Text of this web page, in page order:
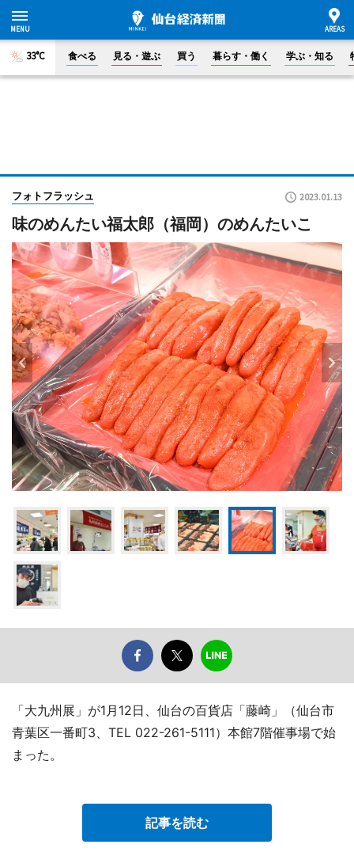
33°C 食べる 見る・遊ぶ 買う 暮らす・働く 学ぶ・知る
フォトフラッシュ 2023.01.13
味のめんたい福太郎（福岡）のめんたいこ
「大九州展」が1月12日、仙台の百貨店「藤崎」（仙台市
青葉区一番町3、TEL 022-261-5111）本館7階催事場で始
まった。
記事を読む